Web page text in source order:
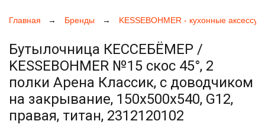
Главная Бренды KESSEBOHMER - кухонные
Бутылочница КЕССЕБЁМЕР /
KESSEBOHMER №15 скос 45°, 2
полки Арена Классик, с доводчиком
на закрывание, 150х500х540, G12,
правая, титан, 2312120102